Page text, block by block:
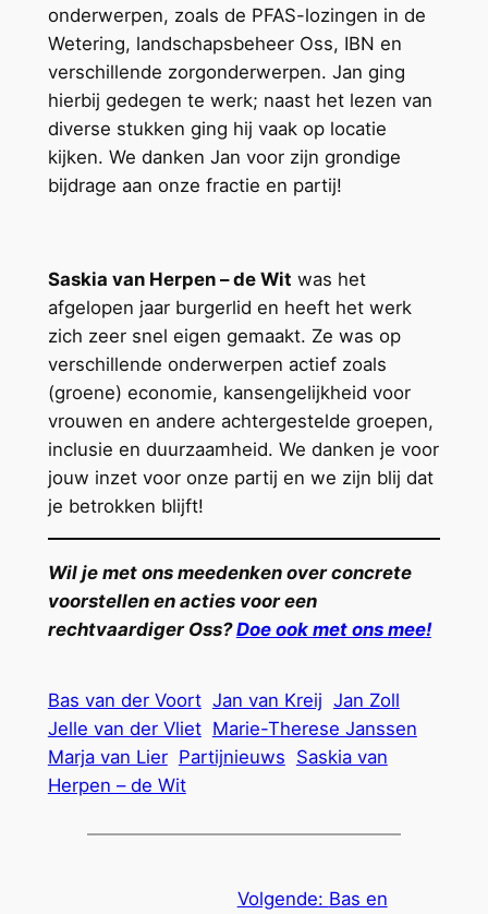
onderwerpen, zoals de PFAS-lozingen in de
Wetering, landschapsbeheer Oss, IBN en
verschillende zorgonderwerpen. Jan ging
hierbij gedegen te werk; naast het lezen van
diverse stukken ging hij vaak op locatie
kijken. We danken Jan voor zijn grondige
bijdrage aan onze fractie en partij!
Saskia van Herpen – de Wit was het
afgelopen jaar burgerlid en heeft het werk
zich zeer snel eigen gemaakt. Ze was op
verschillende onderwerpen actief zoals
(groene) economie, kansengelijkheid voor
vrouwen en andere achtergestelde groepen,
inclusie en duurzaamheid. We danken je voor
jouw inzet voor onze partij en we zijn blij dat
je betrokken blijft!
Wil je met ons meedenken over concrete
voorstellen en acties voor een
rechtvaardiger Oss?Doe ook met ons mee!
Bas van der Voort Jan van Kreij Jan Zoll
Jelle van der Vliet Marie-Therese Janssen
Marja van Lier Partijnieuws Saskia van
Herpen – de Wit
Volgende: Bas en